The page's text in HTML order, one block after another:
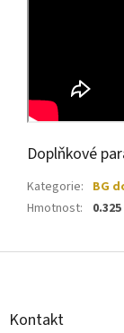
Doplňkové
Kategorie: BG
Hmotnost:
Z
Kontakt